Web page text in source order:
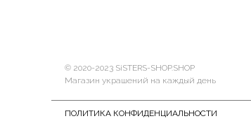
© 2020-2023 SiSTERS-SHOP.SHOP
Магазин украшений на каждый день
ПОЛИТИКА КОНФИДЕНЦИАЛЬНОСТИ